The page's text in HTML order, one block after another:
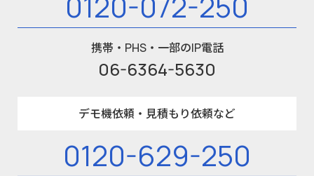
携帯・PHS・一部のIP電話
06-6364-5630
デモ機依頼・見積もり依頼など
0120-629-250